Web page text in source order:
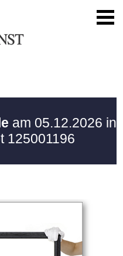
am 05.12.2026 in
125001196